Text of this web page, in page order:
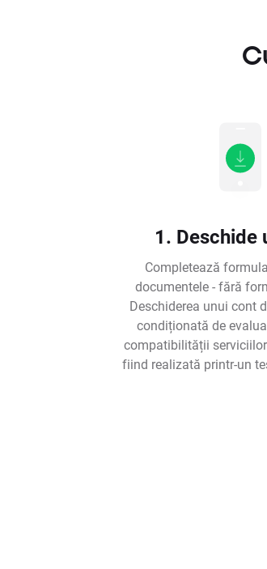
1. Deschide
Completează
documentele - fără
Deschiderea unui cont
condiționată de
compatibilității
fiind realizată printr-un